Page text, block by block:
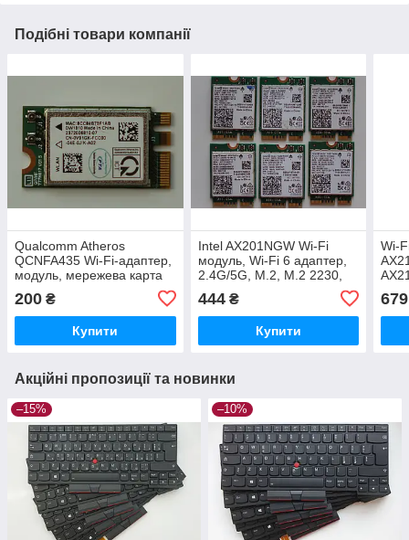
Подібні товари компанії
Qualcomm Atheros
QCNFA435 Wi-Fi-адаптер,
модуль, мережева карта
Мбіт/с, BT 4.2, M.2 NGFF)
200 ₴
Купити
Intel AX201NGW Wi-Fi
модуль, Wi-Fi 6 адаптер,
2.4G/5G, M.2, M.2 2230,
Адаптер Мережева карта
444₴
Купити
Wi-
679
Акційні пропозиції та новинки
–15% –10%